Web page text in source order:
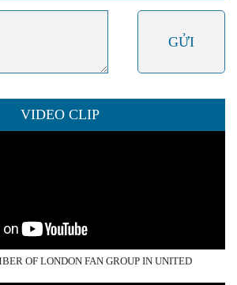
VIDEO CLIP
OF LONDON FAN GROUP IN UNITED